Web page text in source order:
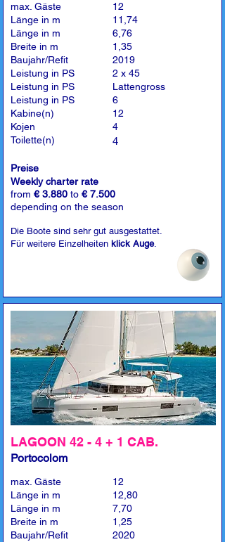
max. Gäste
Länge in m
Länge in m
Breite in m
Baujahr/Refit
Leistung in PS
Leistung in PS
Leistung in PS
Kabine(n)
Kojen
Toilette(n)
12
11,74
6,76
1,35
2019
2 x 45
Lattengross
6
12
4
4
Preise
Weekly charter rate
from € 3.880 to € 7.500
depending on the season
Die Boote sind sehr gut ausgestattet.
Für weitere Einzelheiten klick Auge.
LAGOON 42 - 4 + 1 CAB.
Portocolom
max. Gäste
Länge in m
Länge in m
Breite in m
Baujahr/Refit
12
12,80
7,70
1,25
2020